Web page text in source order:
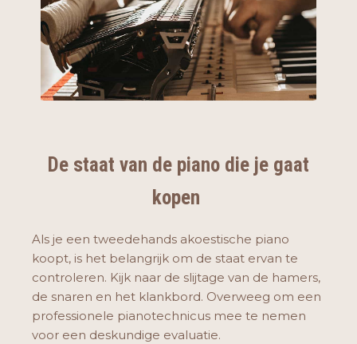
De staat van de piano die je gaat
kopen
Als je een tweedehands akoestische piano
koopt, is het belangrijk om de staat ervan te
controleren. Kijk naar de slijtage van de hamers,
de snaren en het klankbord. Overweeg om een
professionele pianotechnicus mee te nemen
voor een deskundige evaluatie.